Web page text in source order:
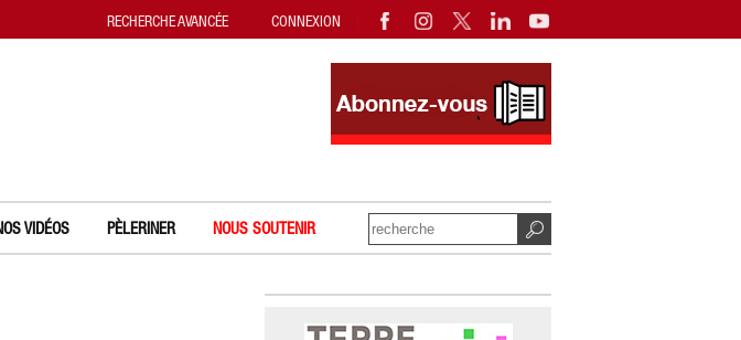
VIDÉOS PÈLERINER NOUS SOUTENIR
RECHERCHE AVANCÉE CONNEXION